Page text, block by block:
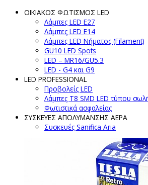
ΟΙΚΙΑΚΟΣ ΦΩΤΙΣΜΟΣ LED
Λάμπες LED Ε27
Λάμπες LED Ε14
Λάμπες LED Νήματος (Filament)
GU10 LED Spots
LED – MR16/GU5.3
LED - G4 και G9
LED PROFESSIONAL
Προβολείς LED
Λάμπες Τ8 SMD LED τύπου
Φωτιστικά ασφαλείας
ΣΥΣΚΕΥΕΣ ΑΠΟΛΥΜΑΝΣΗΣ ΑΕΡΑ
Συσκευές Sanifica Aria